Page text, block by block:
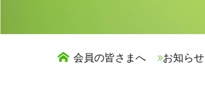
会員の皆さまへ お知らせ